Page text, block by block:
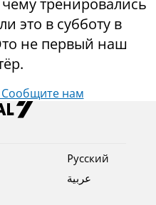
это в субботу в
не первый наш
нам
Pусский
عربية